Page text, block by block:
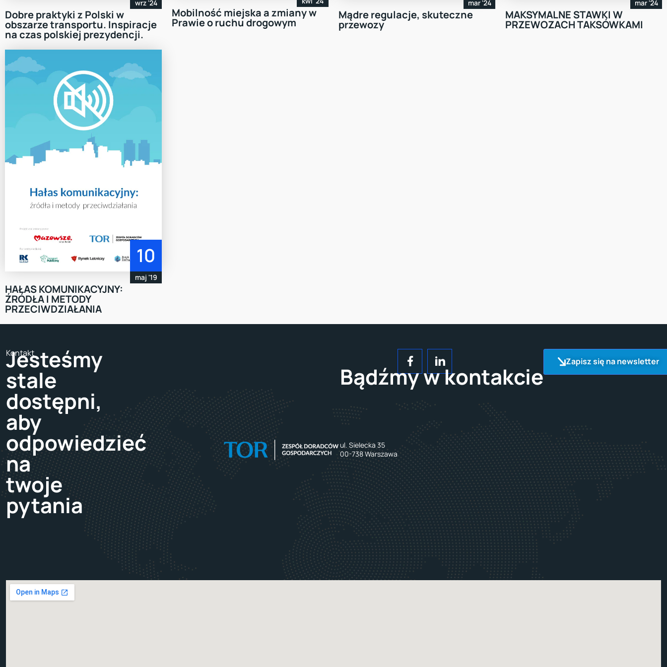
wrz '24
Dobre praktyki z Polski w
obszarze transportu. Inspiracje
na czas polskiej prezydencji.
Mobilność miejska a zmiany w
Prawie o ruchu drogowym
mar '24
Mądre regulacje, skuteczne
przewozy
mar '24
MAKSYMALNE STAWKI W
PRZEWOZACH TAKSÓWKAMI
10
maj '19
HAŁAS KOMUNIKACYJNY:
ŹRÓDŁA I METODY
PRZECIWDZIAŁANIA
Kontakt
Jesteśmy
stale
dostępni,
aby
odpowiedzieć
na
twoje
pytania
ul. Sielecka 35
00-738 Warszawa
Bądźmy w kontakcie
Zapisz się na newsletter